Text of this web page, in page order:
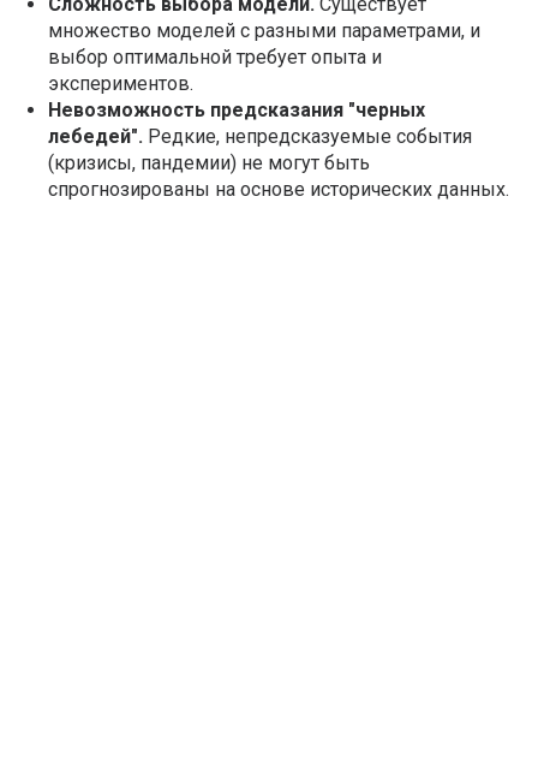
множество моделей с разными параметрами, и
выбор оптимальной требует опыта и
экспериментов.
Невозможность предсказания "черных
лебедей". Редкие, непредсказуемые события
(кризисы, пандемии) не могут быть
спрогнозированы на основе исторических данных.